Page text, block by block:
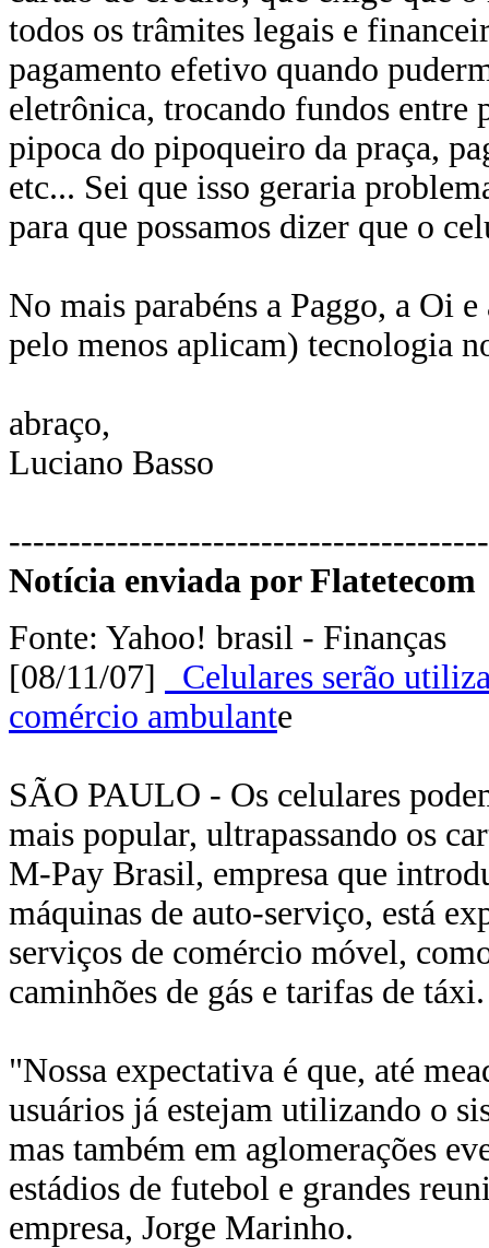
todos os trâmites legais e
pagamento efetivo quando
eletrônica, trocando fundos entre
pipoca do pipoqueiro da praça,
etc... Sei que isso geraria
para que possamos dizer que o
No mais parabéns a Paggo, a Oi
pelo menos aplicam) tecnologia
abraço,
Luciano Basso
Notícia enviada por Flatetecom
Fonte: Yahoo! brasil - Finanças
[08/11/07]
Celulares serão
comércio ambulante
SÃO PAULO - Os celulares
mais popular, ultrapassando os
M-Pay Brasil, empresa que
máquinas de auto-serviço, está
serviços de comércio móvel,
caminhões de gás e tarifas de táxi.
"Nossa expectativa é que, até
usuários já estejam utilizando o
mas também em aglomerações
estádios de futebol e grandes
empresa, Jorge Marinho.